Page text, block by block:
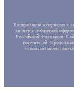
Копирование материалов с
является публичной
Российской Федерации.
посетителей.
использованием